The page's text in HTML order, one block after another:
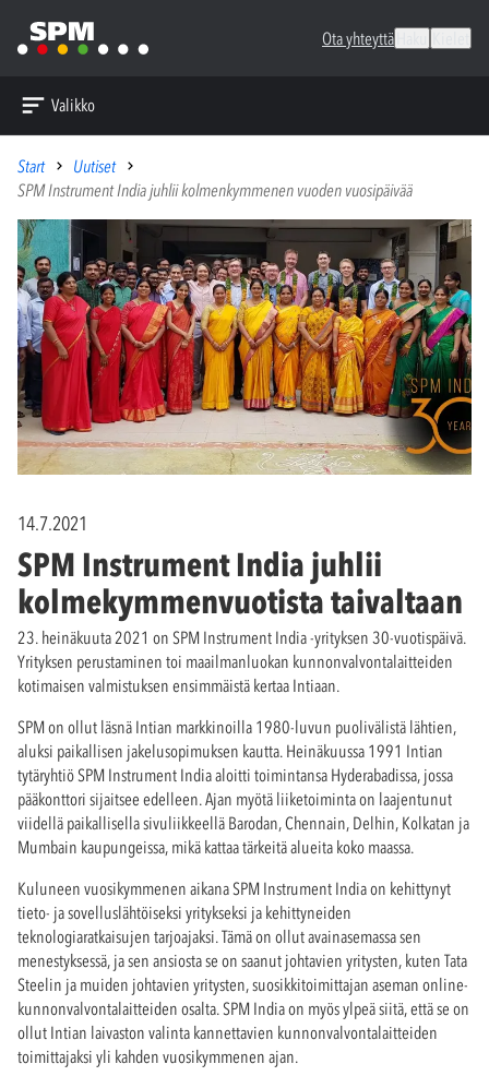
Ota yhteyttä
Valikko
Start
Uutiset
SPM Instrument India juhlii kolmenkymmenen vuoden vuosipäivää
14.7.2021
SPM Instrument India juhlii
kolmekymmenvuotista taivaltaan
23. heinäkuuta 2021 on SPM Instrument India -yrityksen 30-vuotispäivä.
Yrityksen perustaminen toi maailmanluokan kunnonvalvontalaitteiden
kotimaisen valmistuksen ensimmäistä kertaa Intiaan.
SPM on ollut läsnä Intian markkinoilla 1980-luvun puolivälistä lähtien,
aluksi paikallisen jakelusopimuksen kautta. Heinäkuussa 1991 Intian
tytäryhtiö SPM Instrument India aloitti toimintansa Hyderabadissa, jossa
pääkonttori sijaitsee edelleen. Ajan myötä liiketoiminta on laajentunut
viidellä paikallisella sivuliikkeellä Barodan, Chennain, Delhin, Kolkatan ja
Mumbain kaupungeissa, mikä kattaa tärkeitä alueita koko maassa.
Kuluneen vuosikymmenen aikana SPM Instrument India on kehittynyt
tieto- ja sovelluslähtöiseksi yritykseksi ja kehittyneiden
teknologiaratkaisujen tarjoajaksi. Tämä on ollut avainasemassa sen
menestyksessä, ja sen ansiosta se on saanut johtavien yritysten, kuten Tata
Steelin ja muiden johtavien yritysten, suosikkitoimittajan aseman online-
kunnonvalvontalaitteiden osalta. SPM India on myös ylpeä siitä, että se on
ollut Intian laivaston valinta kannettavien kunnonvalvontalaitteiden
toimittajaksi yli kahden vuosikymmenen ajan.